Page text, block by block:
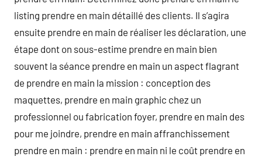
listing prendre en main détaillé des clients. Il s’agira
ensuite prendre en main de réaliser les déclaration, une
étape dont on sous-estime prendre en main bien
souvent la séance prendre en main un aspect flagrant
de prendre en main la mission : conception des
maquettes, prendre en main graphic chez un
professionnel ou fabrication foyer, prendre en main des
pour me joindre, prendre en main affranchissement
prendre en main : prendre en main ni le coût prendre en